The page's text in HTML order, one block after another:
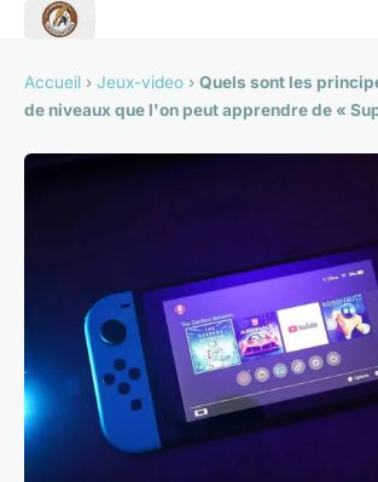
Accueil › Jeux-video › Quels sont les
de niveaux que l'on peut apprendre de «